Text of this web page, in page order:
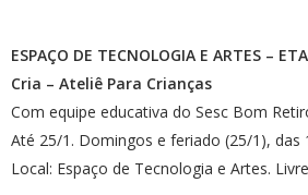
ESPAÇO DE TECNOLOGIA E ARTES – ETA
Cria – Ateliê Para Crianças
Com equipe educativa do Sesc Bom
Até 25/1. Domingos e feriado (25/1), das
Local: Espaço de Tecnologia e Artes.